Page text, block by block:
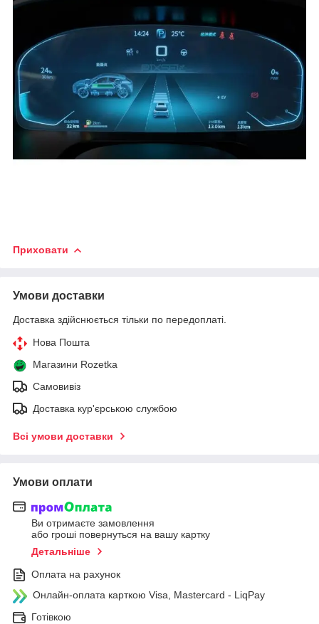
Приховати
Умови доставки
Доставка здійснюється тільки по передоплаті.
Нова Пошта
Магазини Rozetka
Самовивіз
Доставка кур'єрською службою
Всі умови доставки
Умови оплати
Ви отримаєте замовлення
або гроші повернуться на вашу картку
Детальніше
Оплата на рахунок
Онлайн-оплата карткою Visa, Mastercard - LiqPay
Готівкою